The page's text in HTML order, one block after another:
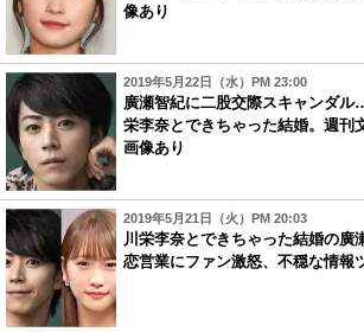
像あり
2019年5月22日（水）PM 23:00
廣瀬智紀に二股交際スキャンダル
栄李奈とできちゃった結婚。週刊
画像あり
2019年5月21日（火）PM 20:03
川栄李奈とできちゃった結婚の
恋営業にファン激怒、不穏な情報